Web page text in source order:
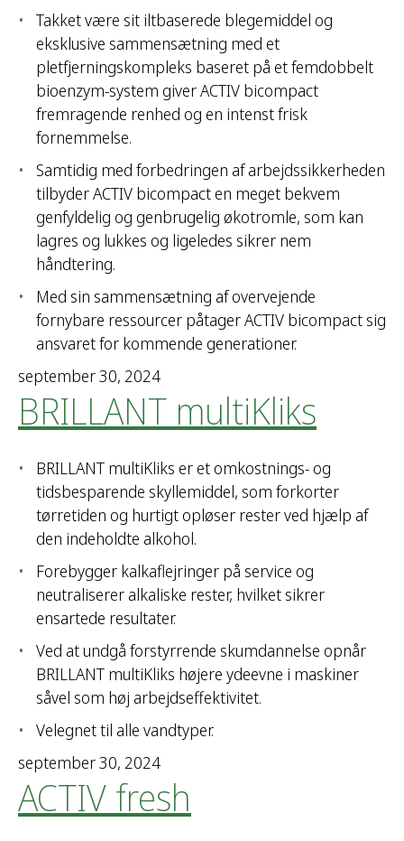
Takket være sit iltbaserede blegemiddel og
eksklusive sammensætning med et
pletfjerningskompleks baseret på et femdobbelt
bioenzym-system giver ACTIV bicompact
fremragende renhed og en intenst frisk
fornemmelse.
Samtidig med forbedringen af arbejdssikkerheden
tilbyder ACTIV bicompact en meget bekvem
genfyldelig og genbrugelig økotromle, som kan
lagres og lukkes og ligeledes sikrer nem
håndtering.
Med sin sammensætning af overvejende
fornybare ressourcer påtager ACTIV bicompact sig
ansvaret for kommende generationer.
september 30, 2024
BRILLANT multiKliks
BRILLANT multiKliks er et omkostnings- og
tidsbesparende skyllemiddel, som forkorter
tørretiden og hurtigt opløser rester ved hjælp af
den indeholdte alkohol.
Forebygger kalkaflejringer på service og
neutraliserer alkaliske rester, hvilket sikrer
ensartede resultater.
Ved at undgå forstyrrende skumdannelse opnår
BRILLANT multiKliks højere ydeevne i maskiner
såvel som høj arbejdseffektivitet.
Velegnet til alle vandtyper.
september 30, 2024
ACTIV fresh